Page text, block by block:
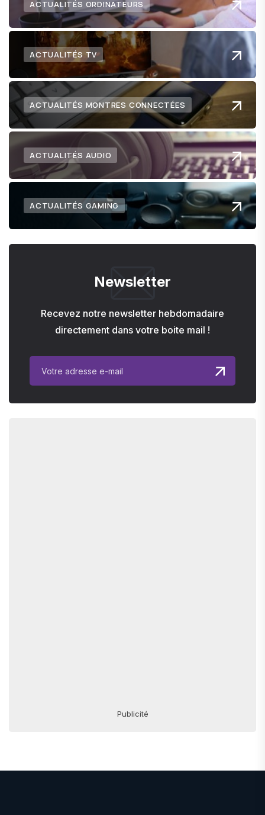
ACTUALITÉS ORDINATEURS
ACTUALITÉS TV
ACTUALITÉS MONTRES CONNECTÉES
ACTUALITÉS AUDIO
ACTUALITÉS GAMING
Newsletter
Recevez notre newsletter hebdomadaire
directement dans votre boite mail !
Publicité